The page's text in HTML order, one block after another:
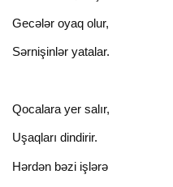
Gecələr oyaq olur,
Sərnişinlər yatalar.
Qocalara yer salır,
Uşaqları dindirir.
Hərdən bəzi işlərə